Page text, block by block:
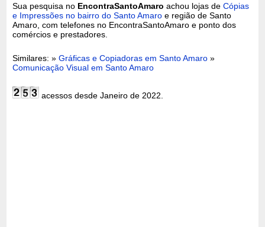
Sua pesquisa no EncontraSantoAmaro achou lojas deCópias
e Impressões no bairro do Santo Amaro e região de Santo
Amaro, com telefones no EncontraSantoAmaro e ponto dos
comércios e prestadores.
Similares: »Gráficas e Copiadoras em Santo Amaro »
Comunicação Visual em Santo Amaro
acessos desde Janeiro de 2022.